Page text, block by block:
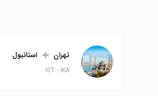
تهران استانبول
IKA
IST